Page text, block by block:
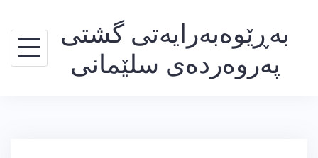
بەڕێوەبەرایەتی گشتی
پەروەردەی سلێمانی